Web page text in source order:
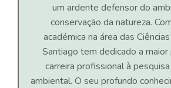
um ardente defensor do
conservação da natureza.
académica na área das
Santiago tem dedicado a maior
carreira profissional à
ambiental. O seu profundo